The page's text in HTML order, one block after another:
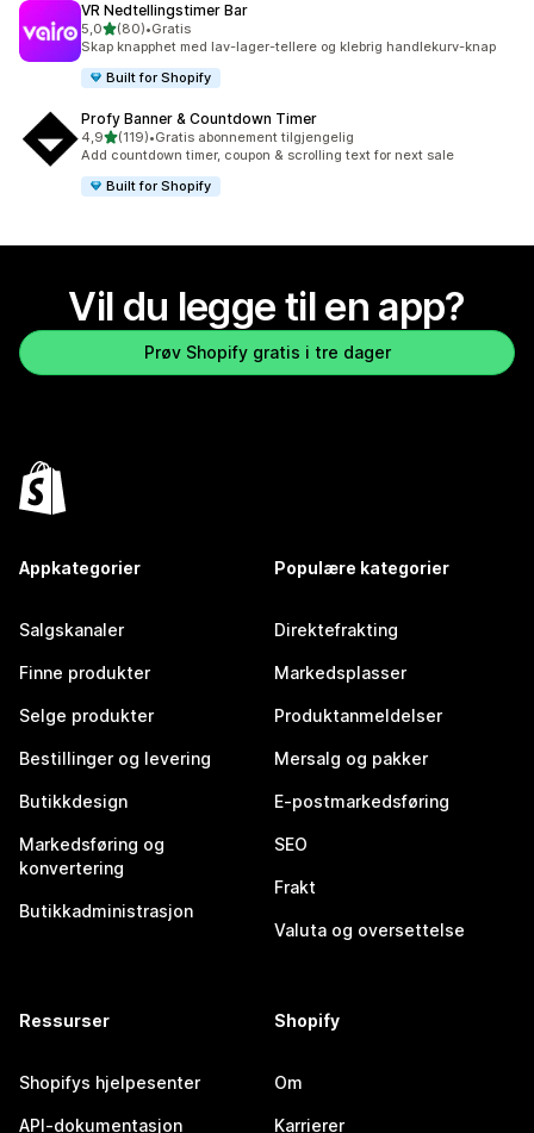
VR Nedtellingstimer Bar
5,0av 5 stjerner
(80)
Totalt 80 omtaler
•Gratis
Skap knapphet med lav-lager-tellere og klebrig handlekurv-knap
Built for Shopify
Profy Banner & Countdown Timer
4,9av 5 stjerner
(119)
Totalt 119 omtaler
•Gratis abonnement tilgjengelig
Add countdown timer, coupon & scrolling text for next sale
Built for Shopify
Vil du legge til en app?
Prøv Shopify gratis i tre dager
Appkategorier
Salgskanaler
Finne produkter
Selge produkter
Bestillinger og levering
Butikkdesign
Markedsføring og
konvertering
Butikkadministrasjon
Populære kategorier
Direktefrakting
Markedsplasser
Produktanmeldelser
Mersalg og pakker
E-postmarkedsføring
SEO
Frakt
Valuta og oversettelse
Ressurser
Shopifys hjelpesenter
API-dokumentasjon
Shopify
Om
Karrierer